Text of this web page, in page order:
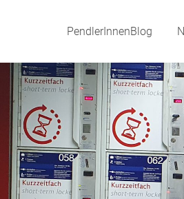
PendlerInnenBlog
PendlerInnenBlog